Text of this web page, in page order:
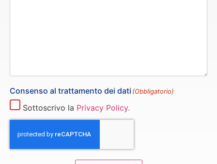
Consenso al trattamento dei dati (Obbligatorio)
Sottoscrivo la Privacy Policy.